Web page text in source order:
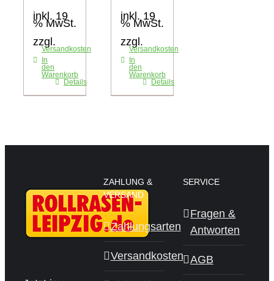
inkl. 19
% MwSt.
zzgl.
Versandkosten
In
den
Warenkorb
Details
inkl. 19
% MwSt.
zzgl.
Versandkosten
In
den
Warenkorb
Details
ZAHLUNG &
VERSAND
Zahlungsarten
Versandkosten
SERVICE
Fragen &
Antworten
AGB